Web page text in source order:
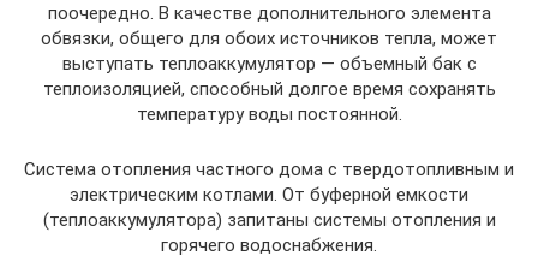
поочередно. В качестве дополнительного элемента
обвязки, общего для обоих источников тепла, может
выступать теплоаккумулятор — объемный бак с
теплоизоляцией, способный долгое время сохранять
температуру воды постоянной.
Система отопления частного дома с твердотопливным и
электрическим котлами. От буферной емкости
(теплоаккумулятора) запитаны системы отопления и
горячего водоснабжения.